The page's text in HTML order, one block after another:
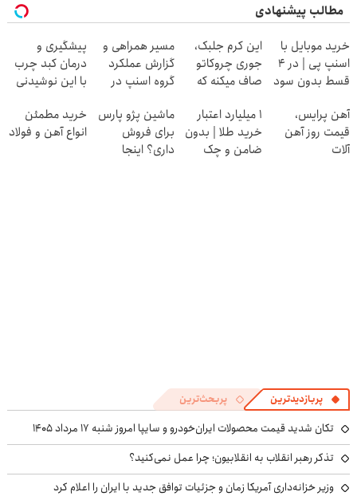
مطالب پیشنهادی
خرید موبایل با
اسنپ پی | در ۴
قسط بدون سود
این کرم جلبک،
جوری چروکاتو
صاف میکنه که
کردی!(تخفیف
ویژه)
مسیر همراهی و
گزارش عملکرد
گروه اسنپ در
پیشگیری و
درمان کبد چرب
با این نوشیدنی
آهن پرایس،
قیمت روز آهن
آلات
۱ میلیارد اعتبار
خرید طلا | بدون
ضامن و چک
ماشین پژو پارس
برای فروش
داری؟ اینجا
خرید مطمئن
انواع آهن و فولاد
پربازدیدترین پربحث‌ترین
تکان شدید قیمت محصولات ایران‌خودرو و سایپا امروز شنبه ۱۷ مرداد ۱۴۰۵
تذکر رهبر انقلاب به انقلابیون؛ چرا عمل نمی‌کنید؟
وزیر خزانه‌داری آمریکا زمان و جزئیات توافق جدید با ایران را اعلام کرد